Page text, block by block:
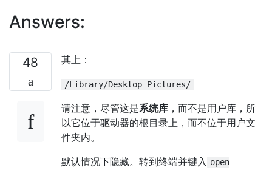
Answers:
48 其上：
/Library/Desktop Pictures/
请注意，尽管这是系统库 ，而不是用户库，所
以它位于驱动器的根目录上，而不位于用户文
件夹内。
默认情况下隐藏。转到终端并键入 open